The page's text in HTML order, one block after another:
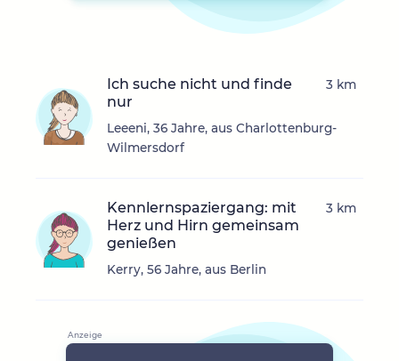
Ich suche nicht und finde
nur
Leeeni, 36 Jahre, aus Charlottenburg-
Wilmersdorf
3 km
Kennlernspaziergang: mit
Herz und Hirn gemeinsam
genießen
Kerry, 56 Jahre, aus Berlin
3 km